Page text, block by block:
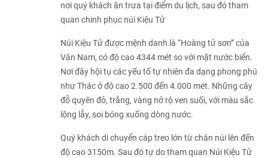
nơi quý khách ăn trưa tại điểm du lịch, sau đó tham
quan chinh phục núi Kiệu Tử
Núi Kiệu Tử được mệnh danh là “Hoàng tử sơn” của
Vân Nam, có độ cao 4344 mét so với mặt nước biển.
Nơi đây hội tụ các yếu tố tự nhiên đa dạng phong phú
như Thác ở độ cao 2.500 đến 4.000 mét. Những cây
đỗ quyên đỏ, trắng, vàng nở rộ ven suối, với màu sắc
lộng lẫy, soi bóng xuống dòng nước.
Quý khách di chuyển cáp treo lớn từ chân núi lên đến
độ cao 3150m. Sau đó tự do tham quan Núi Kiệu Tử